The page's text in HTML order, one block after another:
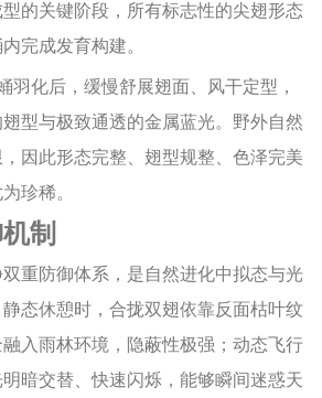
的关键阶段，所有标志性的尖翅形态
完成发育构建。
羽化后，缓慢舒展翅面、风干定型，
型与极致通透的金属蓝光。野外自然
因此形态完整、翅型规整、色泽完美
珍稀。
制
重防御体系，是自然进化中拟态与光
态休憩时，合拢双翅依靠反面枯叶纹
入雨林环境，隐蔽性极强；动态飞行
暗交替、快速闪烁，能够瞬间迷惑天